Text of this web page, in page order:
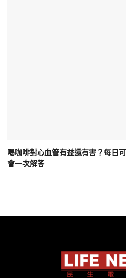
喝咖啡對心血管有益還有害？每日
會一次解答